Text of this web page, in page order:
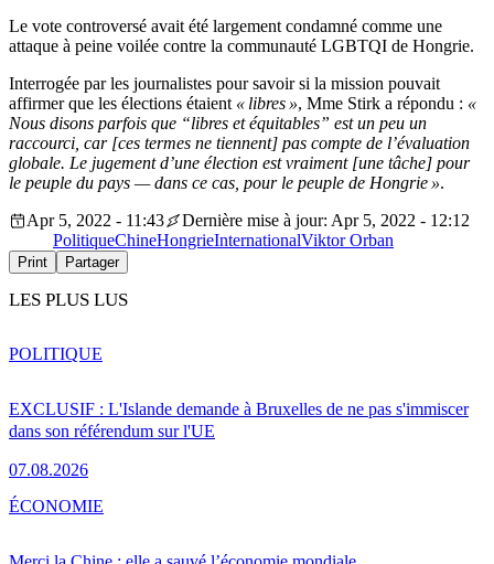
Le vote controversé avait été largement condamné comme une
attaque à peine voilée contre la communauté LGBTQI de Hongrie.
Interrogée par les journalistes pour savoir si la mission pouvait
affirmer que les élections étaient « libres », Mme Stirk a répondu : «
Nous disons parfois que “libres et équitables” est un peu un
raccourci, car [ces termes ne tiennent] pas compte de l’évaluation
globale. Le jugement d’une élection est vraiment [une tâche] pour
le peuple du pays — dans ce cas, pour le peuple de Hongrie ».
Apr 5, 2022 - 11:43
Dernière mise à jour: Apr 5, 2022 - 12:12
PolitiqueChineHongrieInternationalViktor Orban
Print Partager
LES PLUS LUS
EXCLUSIF : L'Islande demande à Bruxelles de ne pas s'immiscer
dans son référendum sur l'UE
07.08.2026
POLITIQUE
ÉCONOMIE